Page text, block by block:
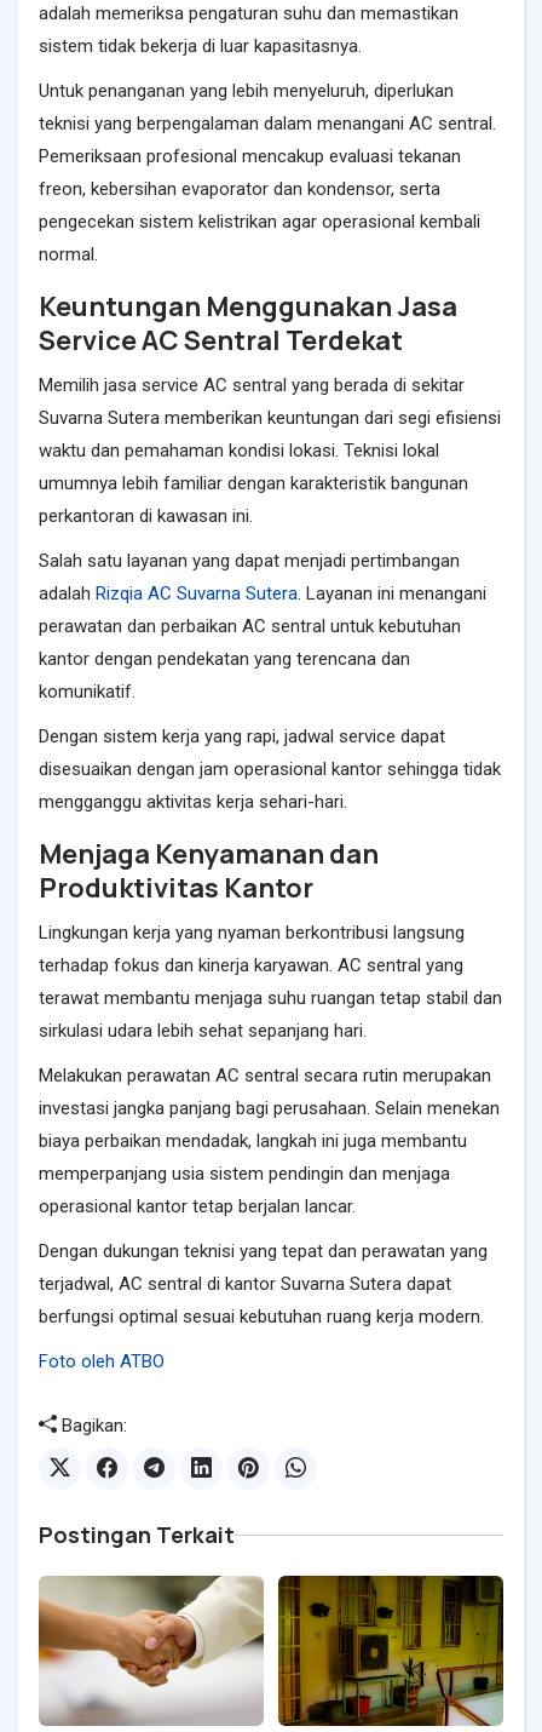
adalah memeriksa pengaturan suhu dan memastikan
sistem tidak bekerja di luar kapasitasnya.
Untuk penanganan yang lebih menyeluruh, diperlukan
teknisi yang berpengalaman dalam menangani AC sentral.
Pemeriksaan profesional mencakup evaluasi tekanan
freon, kebersihan evaporator dan kondensor, serta
pengecekan sistem kelistrikan agar operasional kembali
normal.
Keuntungan Menggunakan Jasa
Service AC Sentral Terdekat
Memilih jasa service AC sentral yang berada di sekitar
Suvarna Sutera memberikan keuntungan dari segi efisiensi
waktu dan pemahaman kondisi lokasi. Teknisi lokal
umumnya lebih familiar dengan karakteristik bangunan
perkantoran di kawasan ini.
Salah satu layanan yang dapat menjadi pertimbangan
adalah Rizqia AC Suvarna Sutera . Layanan ini menangani
perawatan dan perbaikan AC sentral untuk kebutuhan
kantor dengan pendekatan yang terencana dan
komunikatif.
Dengan sistem kerja yang rapi, jadwal service dapat
disesuaikan dengan jam operasional kantor sehingga tidak
mengganggu aktivitas kerja sehari-hari.
Menjaga Kenyamanan dan
Produktivitas Kantor
Lingkungan kerja yang nyaman berkontribusi langsung
terhadap fokus dan kinerja karyawan. AC sentral yang
terawat membantu menjaga suhu ruangan tetap stabil dan
sirkulasi udara lebih sehat sepanjang hari.
Melakukan perawatan AC sentral secara rutin merupakan
investasi jangka panjang bagi perusahaan. Selain menekan
biaya perbaikan mendadak, langkah ini juga membantu
memperpanjang usia sistem pendingin dan menjaga
operasional kantor tetap berjalan lancar.
Dengan dukungan teknisi yang tepat dan perawatan yang
terjadwal, AC sentral di kantor Suvarna Sutera dapat
berfungsi optimal sesuai kebutuhan ruang kerja modern.
Foto oleh ATBO
Bagikan:
Postingan Terkait